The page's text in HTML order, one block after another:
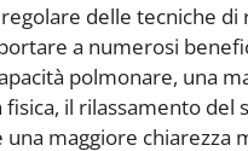
delle tecniche di
a numerosi
polmonare, una
fisica, il rilassamento del
una maggiore chiarezza